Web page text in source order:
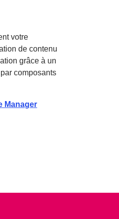
votre
de contenu
grâce à un
composants
Manager